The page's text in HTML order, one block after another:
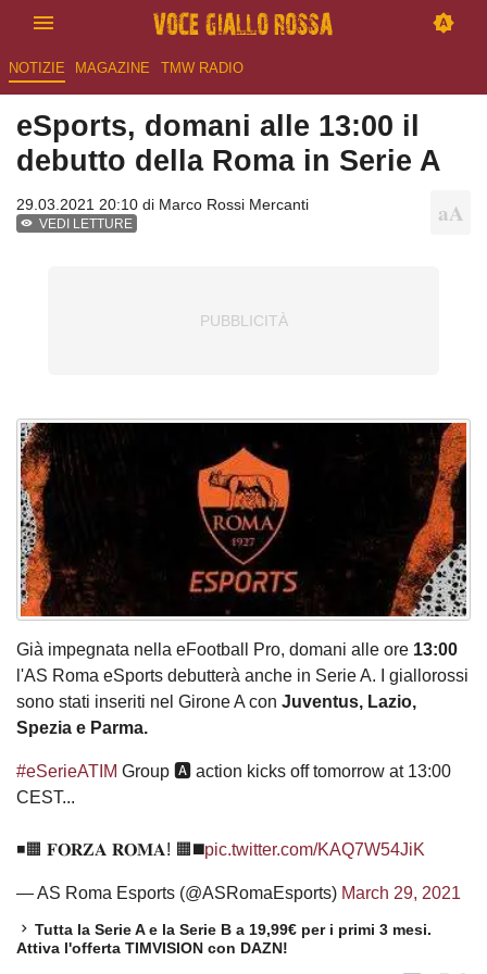
NOTIZIE MAGAZINE TMW RADIO
eSports, domani alle 13:00 il
debutto della Roma in Serie A
29.03.2021 20:10 di Marco Rossi Mercanti
VEDI LETTURE
Già impegnata nella eFootball Pro, domani alle ore 13:00
l'AS Roma eSports debutterà anche in Serie A. I giallorossi
sono stati inseriti nel Girone A con Juventus, Lazio,
Spezia e Parma.
#eSerieATIM Group 🅰️ action kicks off tomorrow at 13:00
CEST...
◾️🟧 𝐅𝐎𝐑𝐙𝐀 𝐑𝐎𝐌𝐀! 🟧◼️pic.twitter.com/KAQ7W54JiK
— AS Roma Esports (@ASRomaEsports) March 29, 2021
Tutta la Serie A e la Serie B a 19,99€ per i primi 3 mesi.
Attiva l'offerta TIMVISION con DAZN!